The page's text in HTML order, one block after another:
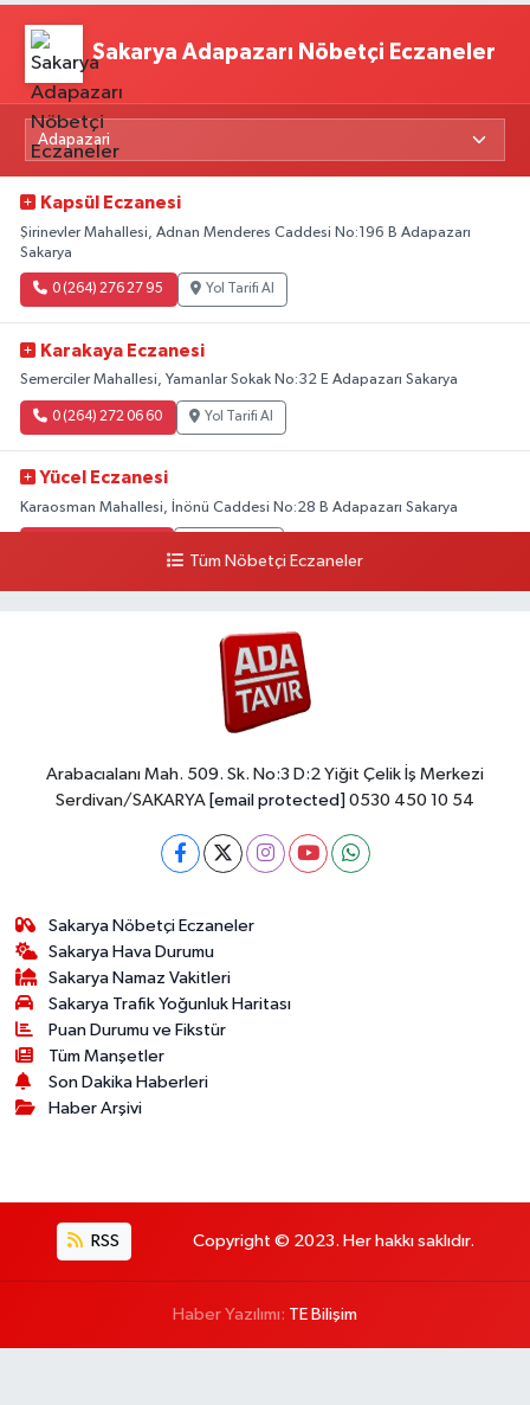
Sakarya Adapazarı Nöbetçi Eczaneler
Kapsül Eczanesi
Şirinevler Mahallesi, Adnan Menderes Caddesi No:196 B Adapazarı
Sakarya
0 (264) 276 27 95 Yol Tarifi Al
Karakaya Eczanesi
Semerciler Mahallesi, Yamanlar Sokak No:32 E Adapazarı Sakarya
0 (264) 272 06 60 Yol Tarifi Al
Yücel Eczanesi
Karaosman Mahallesi, İnönü Caddesi No:28 B Adapazarı Sakarya
Karaman Mahallesi, Cahit Kıraç Caddesi No:31 16 Adapazarı Sakarya
Yol Tarifi Al
Tüm Nöbetçi Eczaneler
Arabacıalanı Mah. 509. Sk. No:3 D:2 Yiğit Çelik İş Merkezi
Serdivan/SAKARYA [email protected] 0530 450 10 54
Sakarya Nöbetçi Eczaneler
Sakarya Hava Durumu
Sakarya Namaz Vakitleri
Sakarya Trafik Yoğunluk Haritası
Puan Durumu ve Fikstür
Tüm Manşetler
Son Dakika Haberleri
Haber Arşivi
RSS Copyright © 2023. Her hakkı saklıdır.
Haber Yazılımı: TE Bilişim